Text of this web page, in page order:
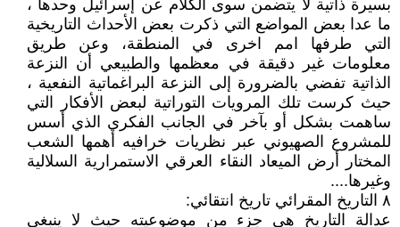
بسيرة ذاتية لا يتضمن سوى الكلام عن إسرائيل وحدها ،
ما عدا بعض المواضع التي ذكرت بعض الأحداث التاريخية
التي طرفها امم اخرى في المنطقة، وعن طريق
معلومات غير دقيقة في معظمها والطبيعي أن النزعة
الذاتية تفضي بالضرورة إلى النزعة البراغماتية النفعية ،
حيث كرست تلك المرويات التوراتية لبعض الأفكار التي
ساهمت بشكل أو بآخر في الجانب الفكري الذي أسس
للمشروع الصهيوني عبر نظريات خرافيه أهمها الشعب
المختار أرض الميعاد النقاء العرقي الاستمرارية السلالية
وغيرها....
٨ التاريخ المقرائي تاريخ انتقائي:
عدالة التاريخ هي جزء من موضوعيته حيث لا ينبغي